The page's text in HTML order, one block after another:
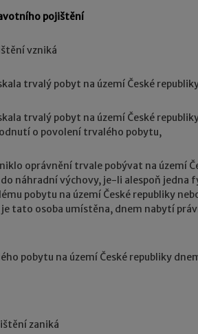
pojištění
vzniká
trvalý pobyt na území České
trvalý pobyt na území České
o povolení trvalého pobytu,
oprávnění trvale pobývat na území
náhradní výchovy, je-li alespoň jedna
pobytu na území České republiky
tato osoba umístěna, dnem nabytí
pobytu na území České republiky
zaniká